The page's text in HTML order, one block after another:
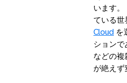
います。
ている世
Cloud を
ション
などの複
が絶えず